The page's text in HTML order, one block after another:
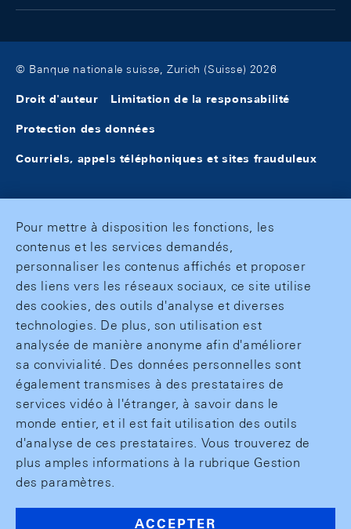
© Banque nationale suisse, Zurich (Suisse) 2026
Droit d'auteur Limitation de la responsabilité
Protection des données
Courriels, appels téléphoniques et sites frauduleux
Pour mettre à disposition les fonctions, les
contenus et les services demandés,
personnaliser les contenus affichés et proposer
des liens vers les réseaux sociaux, ce site utilise
des cookies, des outils d'analyse et diverses
technologies. De plus, son utilisation est
analysée de manière anonyme afin d'améliorer
sa convivialité. Des données personnelles sont
également transmises à des prestataires de
services vidéo à l'étranger, à savoir dans le
monde entier, et il est fait utilisation des outils
d'analyse de ces prestataires. Vous trouverez de
plus amples informations à la rubrique Gestion
des paramètres.
ACCEPTER